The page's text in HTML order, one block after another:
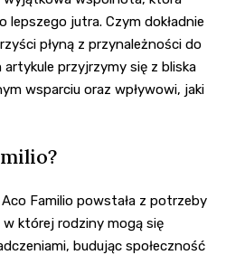
lepszego jutra. Czym dokładnie
płyną z przynależności do
przyjrzymy się z bliska
wsparciu oraz wpływowi, jaki
Aco Familio powstała z potrzeby
której rodziny mogą się
budując społeczność